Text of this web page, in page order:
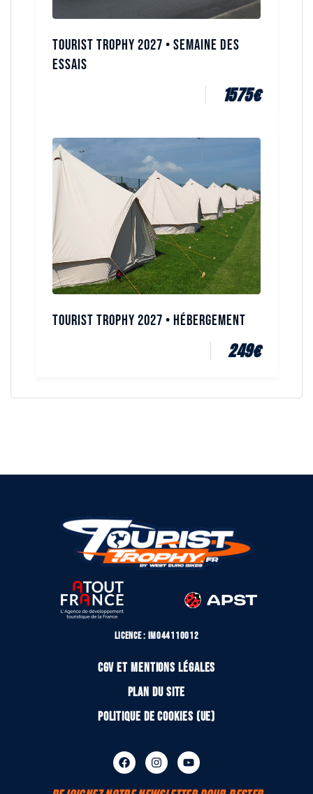
Tourist Trophy 2027 • Semaine des
essais
1575€
Tourist Trophy 2027 • Hébergement
249€
Licence : IM044110012
CGV et mentions légales
Plan du site
Politique de cookies (UE)